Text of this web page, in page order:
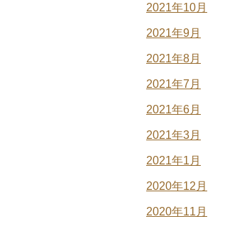
2021年10月
2021年9月
2021年8月
2021年7月
2021年6月
2021年3月
2021年1月
2020年12月
2020年11月